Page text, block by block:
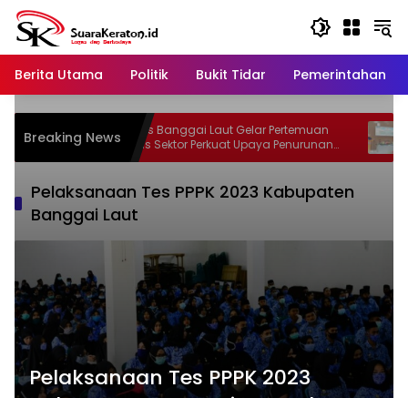
Langsung
konten
Berita Utama
Politik Bukit Tidar Pemerintahan
Breaking NewsDinkes Banggai Laut Gelar Pertemuan
Lintas Sektor Perkuat Upaya Penurunan
Stunting di Banggai Laut
Pelaksanaan Tes PPPK 2023 Kabupaten
Banggai Laut
Pelaksanaan Tes PPPK 2023